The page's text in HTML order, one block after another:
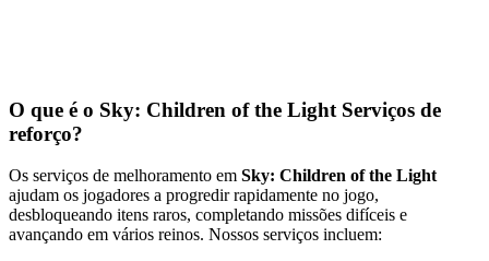
O que é o Sky: Children of the Light Serviços de
reforço?
Os serviços de melhoramento em Sky: Children of the Light
ajudam os jogadores a progredir rapidamente no jogo,
desbloqueando itens raros, completando missões difíceis e
avançando em vários reinos. Nossos serviços incluem: